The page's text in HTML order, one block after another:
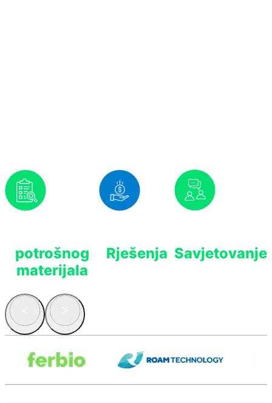
potrošnog
materijala
Rješenja Savjetovanje